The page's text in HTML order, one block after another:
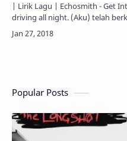
| Lirik Lagu | Echosmith - Get Into
driving all night. (Aku) telah
malam. It's stuck in my mind. Ini
pik…
Popular Posts